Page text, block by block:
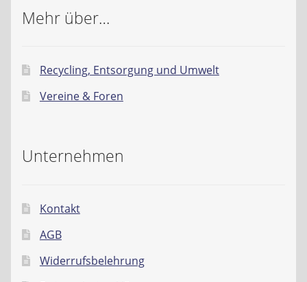
Mehr über…
Recycling, Entsorgung und Umwelt
Vereine & Foren
Unternehmen
Kontakt
AGB
Widerrufsbelehrung